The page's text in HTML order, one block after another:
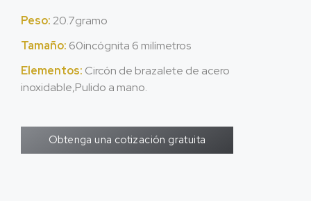
Peso: 20.7gramo
Tamaño: 60incógnita 6 milímetros
Elementos: Circón de brazalete de acero
inoxidable,Pulido a mano.
Obtenga una cotización gratuita